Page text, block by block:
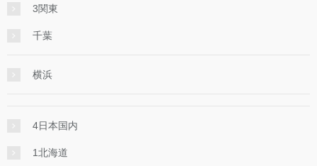
3関東
千葉
横浜
4日本国内
1北海道